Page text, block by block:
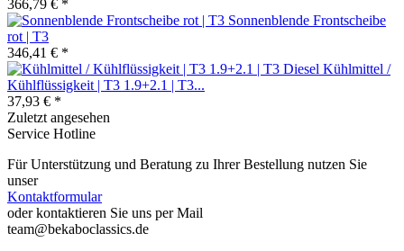
366,79 € *
Sonnenblende Frontscheibe
rot | T3
346,41 € *
Kühlmittel /
Kühlflüssigkeit | T3 1.9+2.1 | T3...
37,93 € *
Zuletzt angesehen
Service Hotline
Für Unterstützung und Beratung zu Ihrer Bestellung nutzen Sie
unser
Kontaktformular
oder kontaktieren Sie uns per Mail
team@bekaboclassics.de